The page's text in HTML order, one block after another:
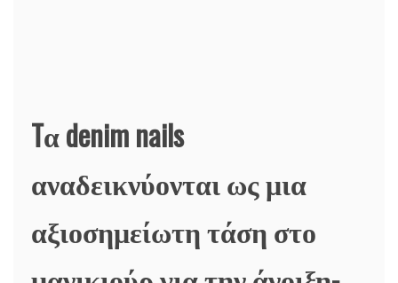
Tα denim nails
αναδεικνύονται ως μια
αξιοσημείωτη τάση στο